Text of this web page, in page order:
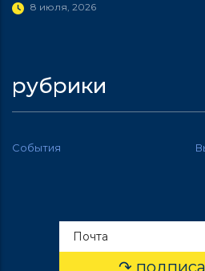
8 июля, 2026
рубрики
События